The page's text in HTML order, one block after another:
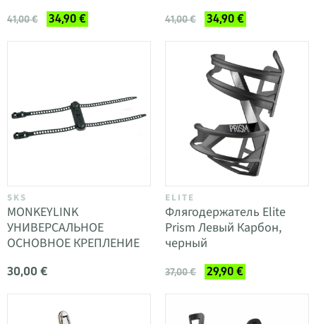
41,00 € 34,90 € 41,00 € 34,90 €
SKS
MONKEYLINK
УНИВЕРСАЛЬНОЕ
ОСНОВНОЕ КРЕПЛЕНИЕ
30,00 €
ELITE
Флягодержатель Elite
Prism Левый Карбон,
черный
37,00 € 29,90 €